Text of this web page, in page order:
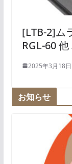
[LTB-2]ム
RGL-60
2025年3月18日
お知らせ